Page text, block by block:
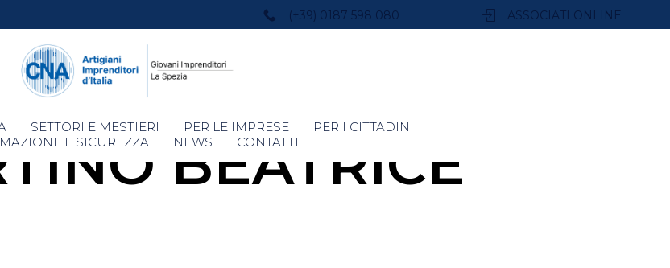
(+39) 0187 598 080 ASSOCIATI ONLINE
Skip
to
SETTORI E MESTIERI PER LE IMPRESE
PER I CITTADINI
E SICUREZZA
NEWS CONTATTI
BEATRICE